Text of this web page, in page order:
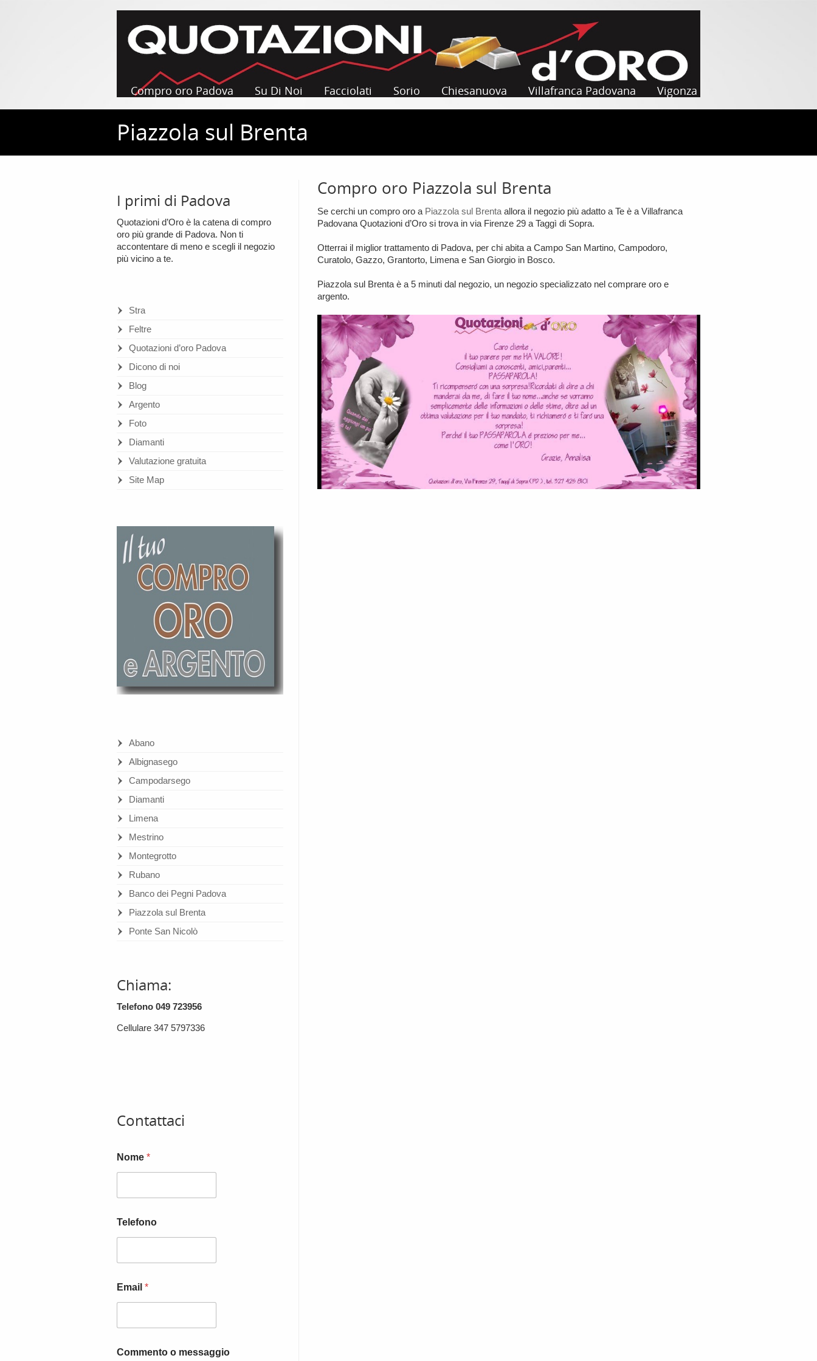
Compro oro Padova Su Di Noi Facciolati Sorio Chiesanuova Villafranca Padovana Vigonza
Piazzola sul Brenta
Compro oro Piazzola sul Brenta
Se cerchi un compro oro a Piazzola sul Brenta allora il negozio più adatto a Te è a Villafranca
Padovana Quotazioni d’Oro si trova in via Firenze 29 a Taggì di Sopra.
Otterrai il miglior trattamento di Padova, per chi abita a Campo San Martino, Campodoro,
Curatolo, Gazzo, Grantorto, Limena e San Giorgio in Bosco.
Piazzola sul Brenta è a 5 minuti dal negozio, un negozio specializzato nel comprare oro e
argento.
I primi di Padova
Quotazioni d’Oro è la catena di compro
oro più grande di Padova. Non ti
accontentare di meno e scegli il negozio
più vicino a te.
Stra
Feltre
Quotazioni d’oro Padova
Dicono di noi
Blog
Argento
Foto
Diamanti
Valutazione gratuita
Site Map
Abano
Albignasego
Campodarsego
Diamanti
Limena
Mestrino
Montegrotto
Rubano
Banco dei Pegni Padova
Piazzola sul Brenta
Ponte San Nicolò
Chiama:
Telefono 049 723956
Cellulare 347 5797336
Contattaci
Nome *
Telefono
Email *
Commento o messaggio